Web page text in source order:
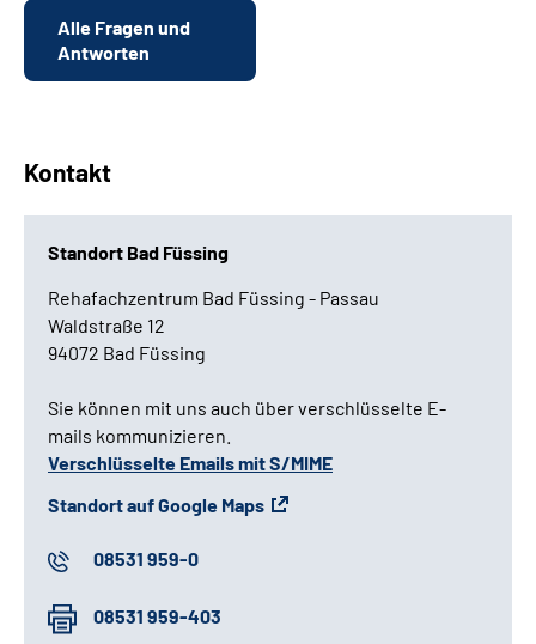
Alle Fragen und
Antworten
Kontakt
Standort Bad Füssing
Rehafachzentrum Bad Füssing - Passau
Waldstraße 12
94072 Bad Füssing
Sie können mit uns auch über verschlüsselte E-
mails kommunizieren.
Verschlüsselte Emails mit S/MIME
Standort auf Google Maps
08531 959-0
08531 959-403